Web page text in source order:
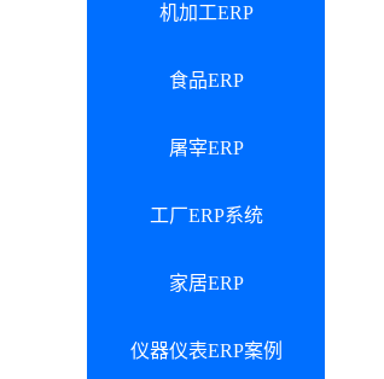
机加工ERP
食品ERP
屠宰ERP
工厂ERP系统
家居ERP
仪器仪表ERP案例